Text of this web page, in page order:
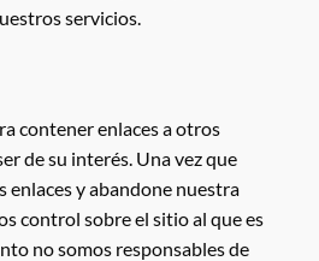
servicios.
contener enlaces a otros
de su interés. Una vez que
enlaces y abandone nuestra
control sobre el sitio al que es
no somos responsables de